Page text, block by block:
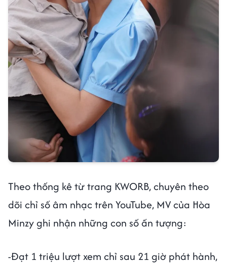
Theo thống kê từ trang KWORB, chuyên theo
dõi chỉ số âm nhạc trên YouTube, MV của Hòa
Minzy ghi nhận những con số ấn tượng:
-Đạt 1 triệu lượt xem chỉ sau 21 giờ phát hành,